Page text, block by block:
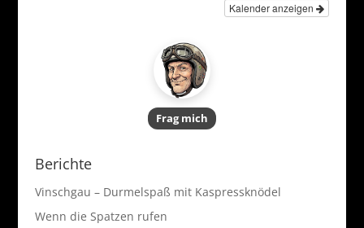
Kalender anzeigen
Frag mich
Berichte
Vinschgau – Durmelspaß mit Kaspressknödel
Wenn die Spatzen rufen